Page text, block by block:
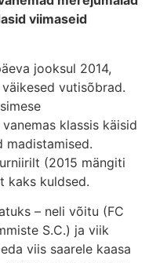
viimaseid
jooksul 2014,
vutisõbrad.
klassis käisid
madistamised.
(2015 mängiti
kaks kuldsed.
– neli võitu (FC
S.C.) ja viik
viis saarele kaasa